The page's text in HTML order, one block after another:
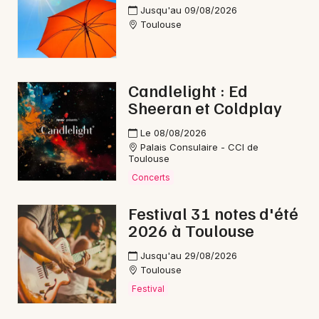
Jusqu'au 09/08/2026
Toulouse
Candlelight : Ed
Sheeran et Coldplay
Le 08/08/2026
Palais Consulaire - CCI de
Toulouse
Concerts
Festival 31 notes d'été
2026 à Toulouse
Jusqu'au 29/08/2026
Toulouse
Festival